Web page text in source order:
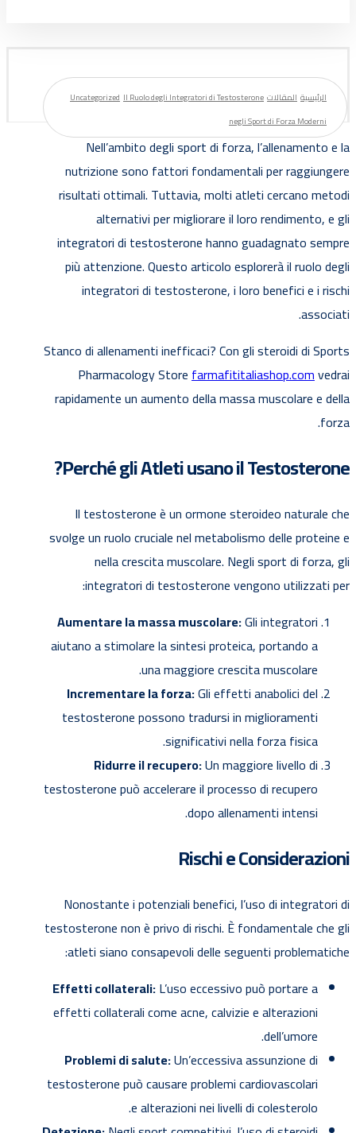
الرئيسية المقالات Uncategorized Il Ruolo degli Integratori di Testosterone
negli Sport di Forza Moderni
Nell’ambito degli sport di forza, l’allenamento e la
nutrizione sono fattori fondamentali per raggiungere
risultati ottimali. Tuttavia, molti atleti cercano metodi
alternativi per migliorare il loro rendimento, e gli
integratori di testosterone hanno guadagnato sempre
più attenzione. Questo articolo esplorerà il ruolo degli
integratori di testosterone, i loro benefici e i rischi
associati.
Stanco di allenamenti inefficaci? Con gli steroidi di Sports
Pharmacology Storefarmafititaliashop.comvedrai
rapidamente un aumento della massa muscolare e della
forza.
Perché gli Atleti usano il Testosterone?
Il testosterone è un ormone steroideo naturale che
svolge un ruolo cruciale nel metabolismo delle proteine e
nella crescita muscolare. Negli sport di forza, gli
integratori di testosterone vengono utilizzati per:
Aumentare la massa muscolare:Gli integratori
aiutano a stimolare la sintesi proteica, portando a
una maggiore crescita muscolare.
Incrementare la forza:Gli effetti anabolici del
testosterone possono tradursi in miglioramenti
significativi nella forza fisica.
Ridurre il recupero:Un maggiore livello di
testosterone può accelerare il processo di recupero
dopo allenamenti intensi.
Rischi e Considerazioni
Nonostante i potenziali benefici, l’uso di integratori di
testosterone non è privo di rischi. È fondamentale che gli
atleti siano consapevoli delle seguenti problematiche:
Effetti collaterali:L’uso eccessivo può portare a
effetti collaterali come acne, calvizie e alterazioni
dell’umore.
Problemi di salute:Un’eccessiva assunzione di
testosterone può causare problemi cardiovascolari
e alterazioni nei livelli di colesterolo.